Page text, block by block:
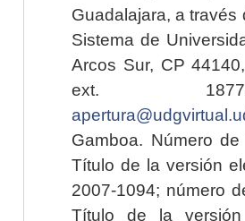
Guadalajara, a
Sistema de
Arcos Sur, CP
ext.
Gamboa. Número
Título de la versión
2007-1094; número
Título de la versión